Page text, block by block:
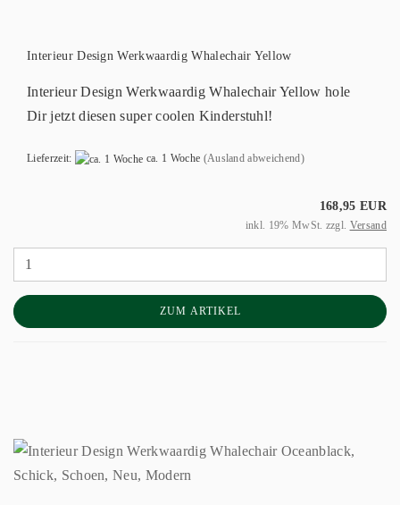
Interieur Design Werkwaardig Whalechair Yellow
Interieur Design Werkwaardig Whalechair Yellow hole
Dir jetzt diesen super coolen Kinderstuhl!
Lieferzeit: ca. 1 Woche (Ausland abweichend)
168,95 EUR
inkl. 19% MwSt. zzgl. Versand
ZUM ARTIKEL